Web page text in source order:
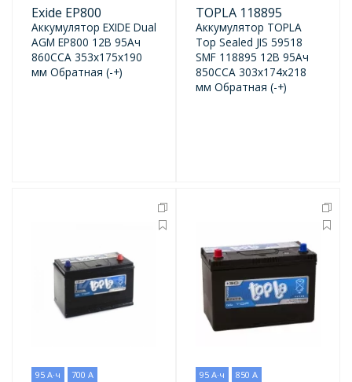
Exide EP800
Аккумулятор EXIDE Dual
AGM EP800 12В 95Ач
860CCA 353x175x190
мм Обратная (-+)
TOPLA 118895
Аккумулятор TOPLA
Top Sealed JIS 59518
SMF 118895 12В 95Ач
850CCA 303x174x218
мм Обратная (-+)
95 А·ч 700 А 95 А·ч 850 А